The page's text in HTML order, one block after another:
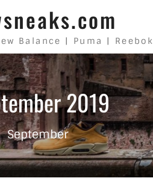
Balance | Puma | Reebok
2019
September